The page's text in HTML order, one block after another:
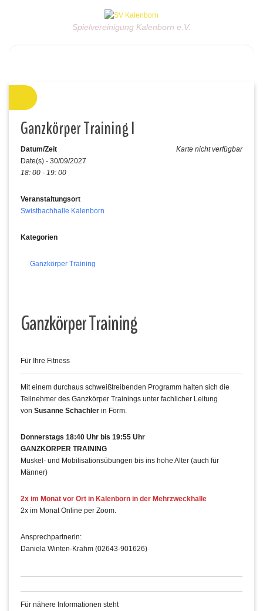
Spielvereinigung Kalenborn e.V.
Ganzkörper Training I
Karte nicht verfügbar
Datum/Zeit
Date(s) - 30/09/2027
18: 00 - 19: 00
Veranstaltungsort
Swistbachhalle Kalenborn
Kategorien
Ganzkörper Training
Ganzkörper Training
Für Ihre Fitness
Mit einem durchaus schweißtreibenden Programm halten sich die
Teilnehmer des Ganzkörper Trainings unter fachlicher Leitung
von Susanne Schachler in Form.
Donnerstags 18:40 Uhr bis 19:55 Uhr
GANZKÖRPER TRAINING
Muskel- und Mobilisationsübungen bis ins hohe Alter (auch für
Männer)
2x im Monat vor Ort in Kalenborn in der Mehrzweckhalle
2x im Monat Online per Zoom.
Ansprechpartnerin:
Daniela Winten-Krahm (02643-901626)
Für nähere Informationen steht